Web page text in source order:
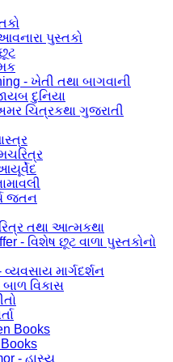
પુસ્તકો
- ખેતી તથા બાગવાની
દુનિયા
ચિત્રકથા ગુજરાતી
જતન
તથા આત્મકથા
- વિશેષ છૂટ વાળા પુસ્તકોનો
માર્ગદર્શન
વિકાસ
Books
- હાસ્ય